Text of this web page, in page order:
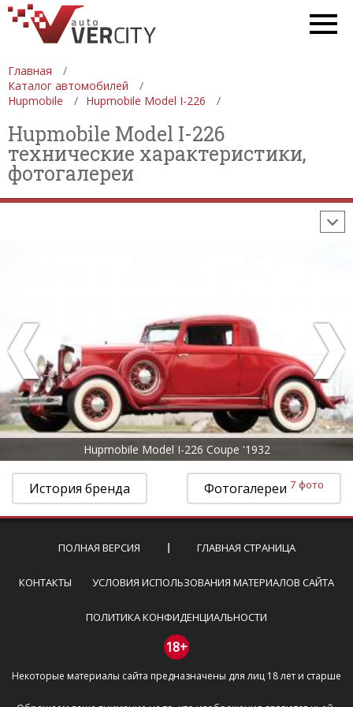
Главная
Каталог автомобилей
Hupmobile
Hupmobile Model I-226
Hupmobile Model I-226
технические характеристики,
фотогалереи
ГАЛЕРЕИ
СПЕЦТЕХНИКА
АВТОСАЛОНЫ
СТАТИСТИКА
ПРОДАЖА АВТОМОБИЛЕЙ
ПРОИЗВОДСТВО АВТОМОБИЛЕЙ
ON-LINE КАЛЬКУЛЯТОРЫ
Hupmobile Model I-226 Coupe '1932
История бренда Фотогалереи 7 фото
ПОЛНАЯ ВЕРСИЯ ГЛАВНАЯ СТРАНИЦА
КОНТАКТЫ УСЛОВИЯ ИСПОЛЬЗОВАНИЯ МАТЕРИАЛОВ САЙТА
ПОЛИТИКА КОНФИДЕНЦИАЛЬНОСТИ
18+
Некоторые материалы сайта предназначены для лиц 18 лет и старше